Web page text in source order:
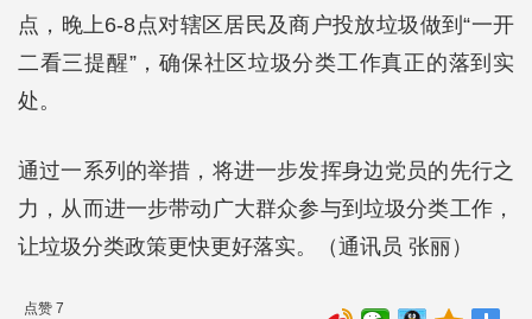
点，晚上6-8点对辖区居民及商户投放垃圾做到“一开
二看三提醒”，确保社区垃圾分类工作真正的落到实
处。
通过一系列的举措，将进一步发挥身边党员的先行之
力，从而进一步带动广大群众参与到垃圾分类工作，
让垃圾分类政策更快更好落实。（通讯员 张丽）
点赞 7